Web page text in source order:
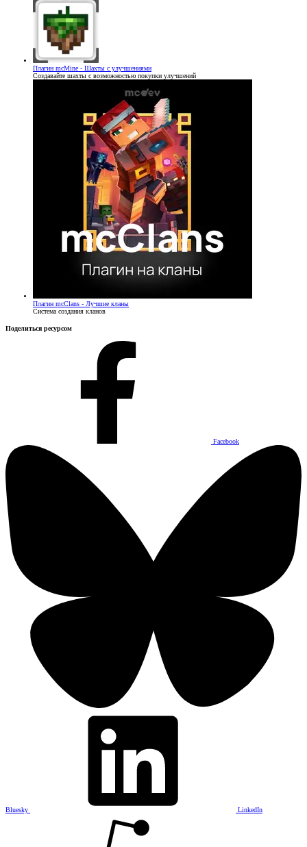
Плагин mcMine - Шахты с улучшениями
Создавайте шахты с возможностью покупки улучшений
Плагин mcClans - Лучшие кланы
Система создания кланов
Поделиться ресурсом
Facebook
Bluesky LinkedIn